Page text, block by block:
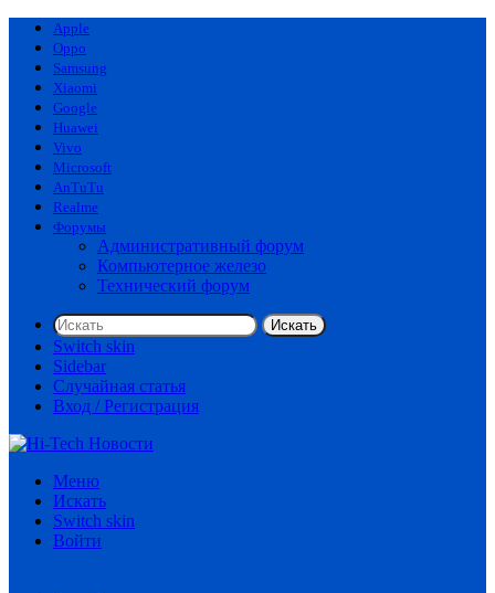
Apple
Oppo
Samsung
Xiaomi
Google
Huawei
Vivo
Microsoft
AnTuTu
Realme
Форумы
Административный форум
Компьютерное железо
Технический форум
Искать
Switch skin
Sidebar
Случайная статья
Вход / Регистрация
Меню
Искать
Switch skin
Войти